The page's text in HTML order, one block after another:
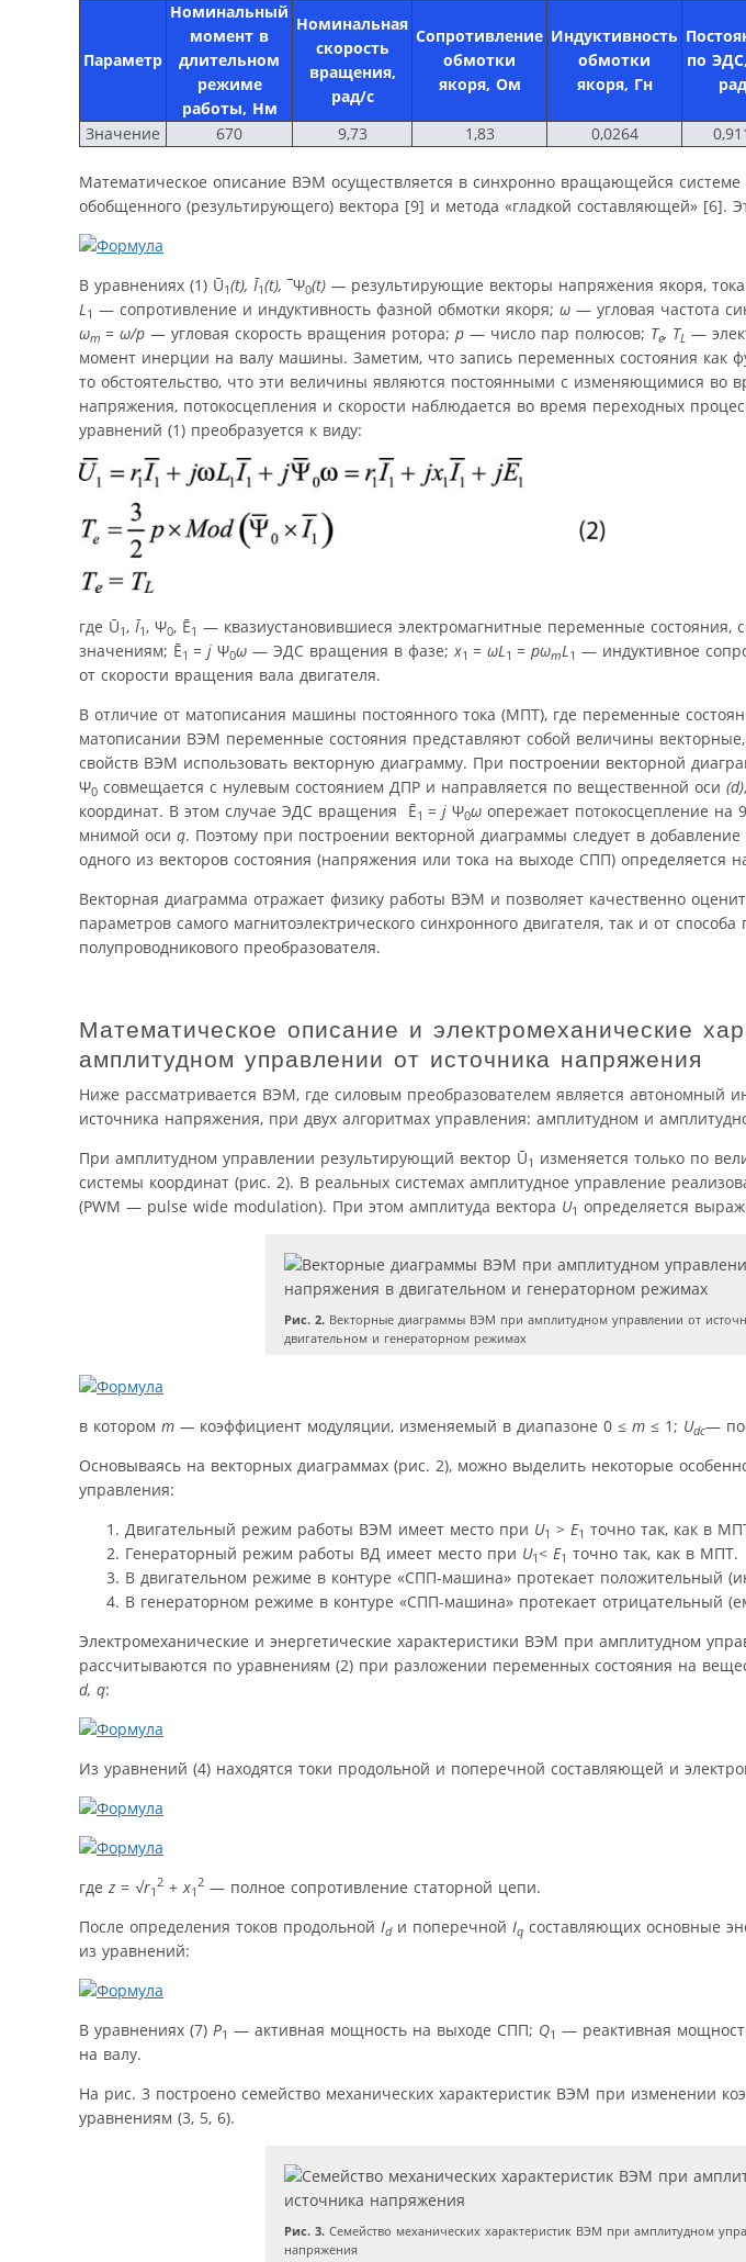
Параметр
Номинальный
момент в
длительном
режиме
работы, Нм
Номинальная
скорость
вращения,
рад/с
Сопротивление
обмотки
якоря, Ом
Индуктивность
обмотки
якоря, Гн
по
рад
Значение
670 9,73 1,83 0,0264
Математическое описание ВЭМ осуществляется в синхронно вращающейся системе
обобщенного (результирующего) вектора [9] и метода «гладкой составляющей» [6].
В уравнениях (1) Ū1(t), Ī1(t),‾Ψ0(t) — результирующие векторы напряжения якоря,
L1 — сопротивление и индуктивность фазной обмотки якоря; ω — угловая частота
ωm = ω/p — угловая скорость вращения ротора; p — число пар полюсов; Te, TL —
момент инерции на валу машины. Заметим, что запись переменных состояния как
то обстоятельство, что эти величины являются постоянными с изменяющимися во
напряжения, потокосцепления и скорости наблюдается во время переходных
уравнений (1) преобразуется к виду:
где Ū1 , Ī1 , Ψ0, Ē1 — квазиустановившиеся электромагнитные переменные
значениям; Ē1 = j Ψ0ω — ЭДС вращения в фазе; x1 = ωL 1 = pωmL 1 — индуктивное
от скорости вращения вала двигателя.
В отличие от матописания машины постоянного тока (МПТ), где переменные
матописании ВЭМ переменные состояния представляют собой величины векторные,
свойств ВЭМ использовать векторную диаграмму. При построении векторной
Ψ0 совмещается с нулевым состоянием ДПР и направляется по вещественной оси (d)
координат. В этом случае ЭДС вращения Ē1 = j Ψ0ω опережает потокосцепление на
мнимой оси q. Поэтому при построении векторной диаграммы следует в
одного из векторов состояния (напряжения или тока на выходе СПП) определяется
Векторная диаграмма отражает физику работы ВЭМ и позволяет качественно
параметров самого магнитоэлектрического синхронного двигателя, так и от
полупроводникового преобразователя.
Математическое описание и электромеханические
амплитудном управлении от источника напряжения
Ниже рассматривается ВЭМ, где силовым преобразователем является автономный
источника напряжения, при двух алгоритмах управления: амплитудном и
При амплитудном управлении результирующий вектор Ū1 изменяется только по
системы координат (рис. 2). В реальных системах амплитудное управление
(PWM — pulse wide modulation). При этом амплитуда вектора U1 определяется
Рис. 2. Векторные диаграммы ВЭМ при амплитудном управлении от
двигательном и генераторном режимах
в котором m — коэффициент модуляции, изменяемый в диапазоне 0 ≤ m ≤ 1; Udc—
Основываясь на векторных диаграммах (рис. 2), можно выделить некоторые
управления:
Двигательный режим работы ВЭМ имеет место при U1 > E1 точно так, как в
Генераторный режим работы ВД имеет место при U1< E1 точно так, как в МПТ.
В двигательном режиме в контуре «СПП-машина» протекает положительный
В генераторном режиме в контуре «СПП-машина» протекает отрицательный
Электромеханические и энергетические характеристики ВЭМ при амплитудном
рассчитываются по уравнениям (2) при разложении переменных состояния на
d, q:
Из уравнений (4) находятся токи продольной и поперечной составляющей и
где z = √r1
2 +x1
2 — полное сопротивление статорной цепи.
После определения токов продольной Idи поперечной Iq составляющих основные
из уравнений:
В уравнениях (7) P1 — активная мощность на выходе СПП; Q1 — реактивная
на валу.
На рис. 3 построено семейство механических характеристик ВЭМ при изменении
уравнениям (3, 5, 6).
Рис. 3. Семейство механических характеристик ВЭМ при амплитудном
напряжения